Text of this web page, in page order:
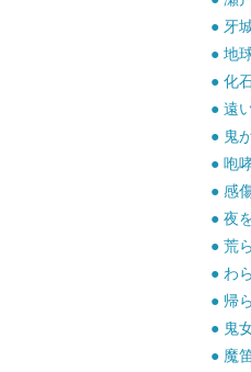
● 牙
● 地
● 化
● 遠
● 鬼
● 咆
● 感
● 夜
● 荒
● わ
● 帰
● 鬼
● 魔